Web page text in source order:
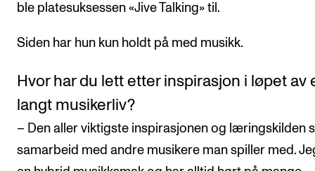
ble platesuksessen «Jive Talking» til.
Siden har hun kun holdt på med musikk.
Hvor har du lett etter inspirasjon i løpet av
langt musikerliv?
– Den aller viktigste inspirasjonen og læringskilden
samarbeid med andre musikere man spiller med.